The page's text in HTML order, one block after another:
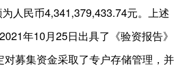
人民币4,341,379,433.74元。上述
年10月25日出具了《验资报告》
对募集资金采取了专户存储管理，并